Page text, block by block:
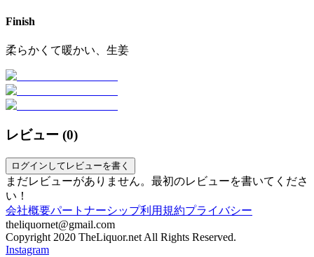
Finish
柔らかくて暖かい、生姜
レビュー (0)
ログインしてレビューを書く
まだレビューがありません。最初のレビューを書いてくださ
い！
会社概要パートナーシップ利用規約プライバシー
theliquornet@gmail.com
Copyright 2020 TheLiquor.net All Rights Reserved.
Instagram